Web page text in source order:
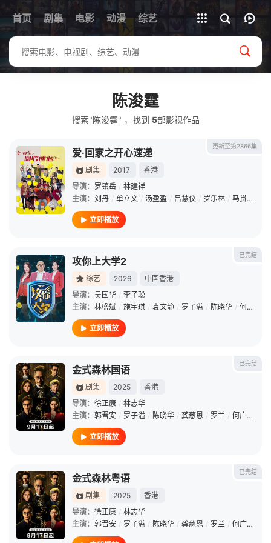
首页 剧集 电影 动漫 综艺
全部影片
陈浚霆
搜索"陈浚霆" ，找到 5部影视作品
更新至第2866集
爱·回家之开心速递
剧集 2017
香港
导演： 罗镇岳 / 林建祥
主演： 刘丹 / 单立文 / 汤盈盈 / 吕慧仪 / 罗乐林 / 马贯东
立即播放
已完结
攻你上大学2
综艺 2026
中国香港
导演： 吴国华 / 李子聪
主演： 林盛斌 / 施宇琪 / 袁文静 / 罗子溢 / 陈晓华 / 何广沛
立即播放
已完结
金式森林国语
剧集 2025
香港
导演： 徐正康 / 林志华
主演： 郭晋安 / 罗子溢 / 陈晓华 / 龚慈恩 / 罗兰 / 何广沛
立即播放
已完结
金式森林粤语
剧集 2025
香港
导演： 徐正康 / 林志华
主演： 郭晋安 / 罗子溢 / 陈晓华 / 龚慈恩 / 罗兰 / 何广沛